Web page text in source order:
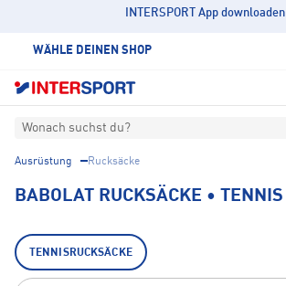
INTERSPORT App downloaden
WÄHLE DEINEN SHOP
Wonach suchst du?
Ausrüstung Rucksäcke
BABOLAT RUCKSÄCKE • TENNIS
TENNISRUCKSÄCKE